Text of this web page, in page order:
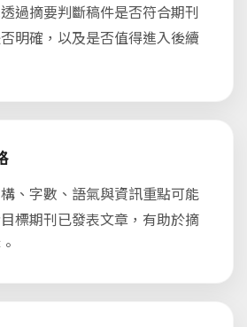
過摘要判斷稿件是否符合期刊
明確，以及是否值得進入後續
、字數、語氣與資訊重點可能
標期刊已發表文章，有助於摘